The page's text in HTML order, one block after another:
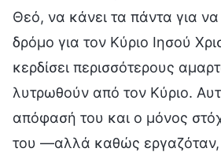
Θεό, να κάνει τα πάντα για να
δρόμο για τον Κύριο Ιησού
κερδίσει περισσότερους
λυτρωθούν από τον Κύριο.
απόφασή του και ο μόνος
του —αλλά καθώς εργαζόταν,